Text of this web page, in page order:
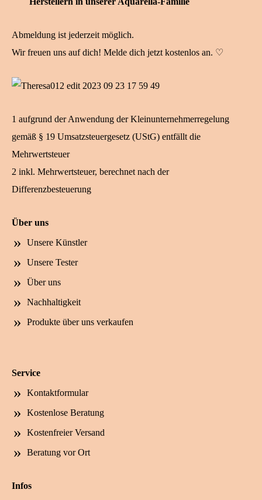
Abmeldung ist jederzeit möglich.
Wir freuen uns auf dich! Melde dich jetzt kostenlos an. ♡
1 aufgrund der Anwendung der Kleinunternehmerregelung
gemäß § 19 Umsatzsteuergesetz (UStG) entfällt die
Mehrwertsteuer
2 inkl. Mehrwertsteuer, berechnet nach der
Differenzbesteuerung
Über uns
Unsere Künstler
Unsere Tester
Über uns
Nachhaltigkeit
Produkte über uns verkaufen
Service
Kontaktformular
Kostenlose Beratung
Kostenfreier Versand
Beratung vor Ort
Infos